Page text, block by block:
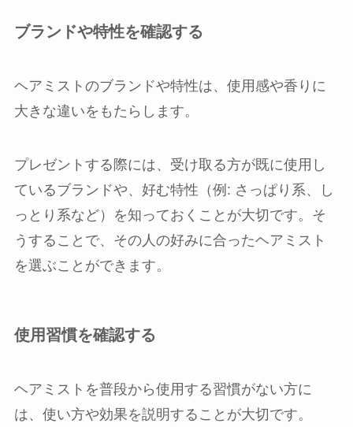
ブランドや特性を確認する
ヘアミストのブランドや特性は、使用感や香りに
大きな違いをもたらします。
プレゼントする際には、受け取る方が既に使用し
ているブランドや、好む特性（例: さっぱり系、し
っとり系など）を知っておくことが大切です。そ
うすることで、その人の好みに合ったヘアミスト
を選ぶことができます。
使用習慣を確認する
ヘアミストを普段から使用する習慣がない方に
は、使い方や効果を説明することが大切です。